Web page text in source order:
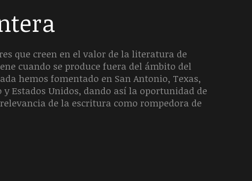
que creen en el valor de la literatura de
cuando se produce fuera del ámbito del
hemos fomentado en San Antonio, Texas,
Estados Unidos, dando así la oportunidad de
de la escritura como rompedora de